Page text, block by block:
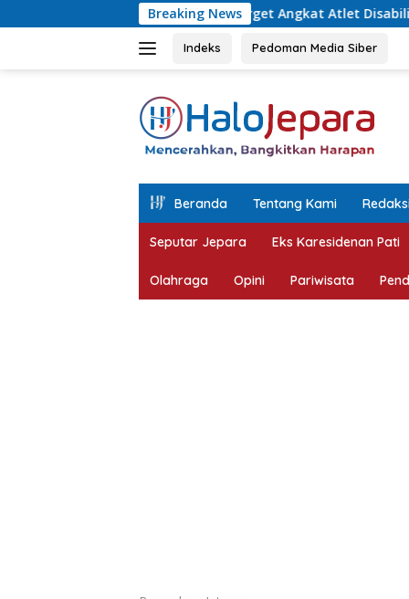
ke
Breaking News
Jepara, Target Angkat Atlet Disabilitas Berprestasi
Indeks Pedoman Media Siber
Beranda Tentang Kami
Seputar Jepara Eks Karesidenan Pati
Olahraga Opini Pariwisata